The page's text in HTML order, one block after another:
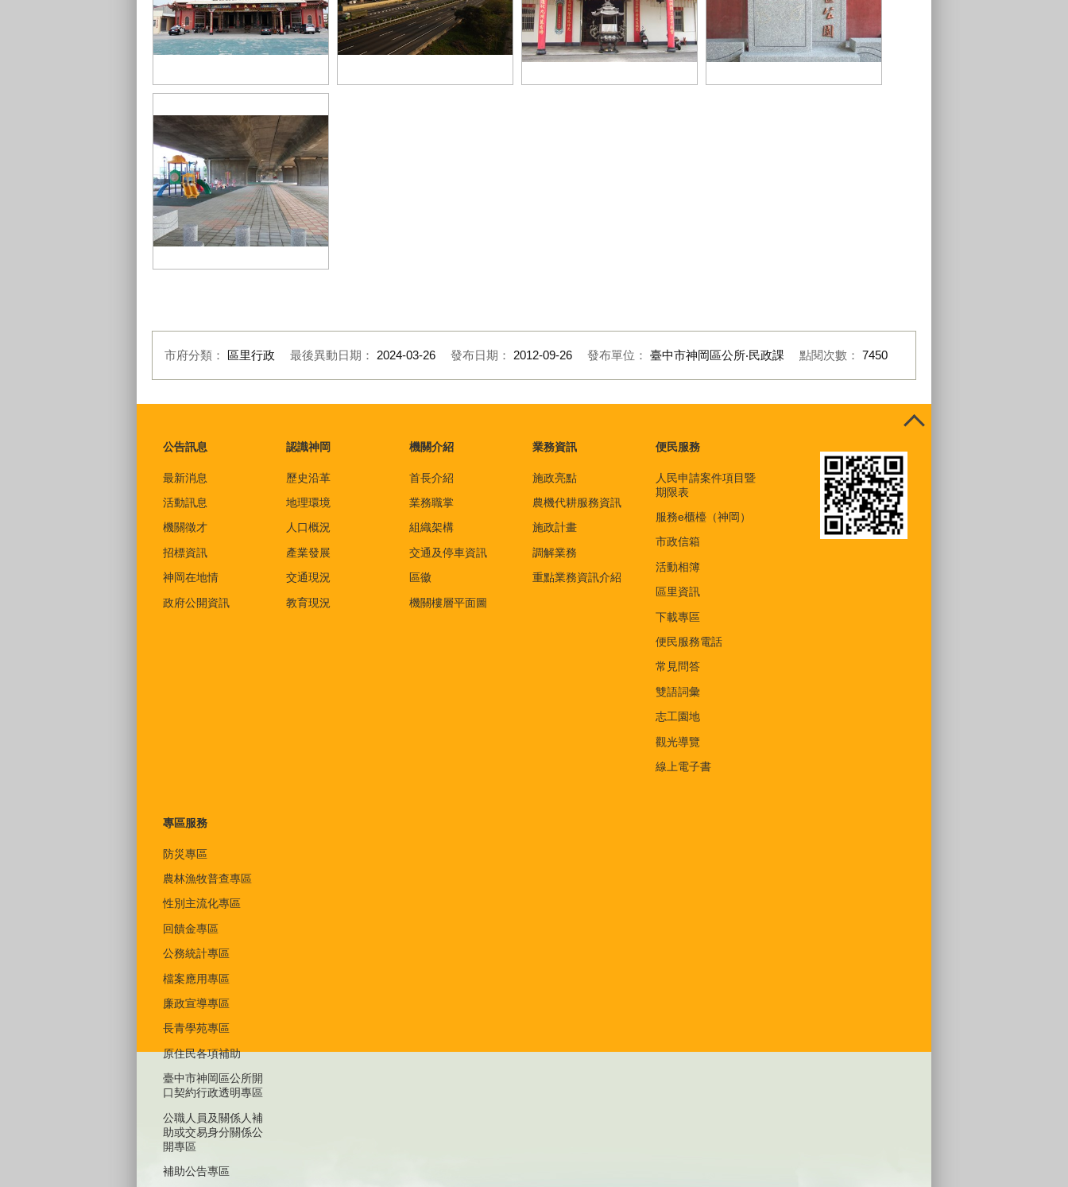
神洲順天宮
市府分類： 區里行政 最後異動日期： 2024-03-26 發布日期： 2012-09-26 發布單位： 臺中市神岡區公所‧民政課 點閱次數： 7450
公告訊息
最新消息
活動訊息
機關徵才
招標資訊
神岡在地情
政府公開資訊
認識神岡
歷史沿革
地理環境
人口概況
產業發展
交通現況
教育現況
機關介紹
首長介紹
業務職掌
組織架構
交通及停車資訊
區徽
機關樓層平面圖
業務資訊
施政亮點
農機代耕服務資訊
施政計畫
調解業務
重點業務資訊介紹
便民服務
人民申請案件項目暨
期限表
服務e櫃檯（神岡）
市政信箱
活動相簿
區里資訊
下載專區
便民服務電話
常見問答
雙語詞彙
志工園地
觀光導覽
線上電子書
專區服務
防災專區
農林漁牧普查專區
性別主流化專區
回饋金專區
公務統計專區
檔案應用專區
廉政宣導專區
長青學苑專區
原住民各項補助
臺中市神岡區公所開
口契約行政透明專區
公職人員及關係人補
助或交易身分關係公
開專區
補助公告專區